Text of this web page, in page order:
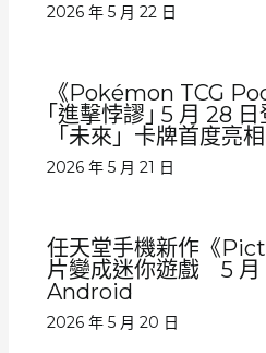
2026 年 5 月 22 日
《Pokémon TCG
｢進擊悖謬｣ 5 月 28
「未來」卡牌首度亮相
2026 年 5 月 21 日
任天堂手機新作《
片變成迷你遊戲 5 月
Android
2026 年 5 月 20 日